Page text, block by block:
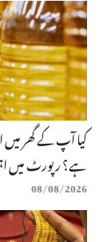
کیا آپ کے گھر
ہے؟ رپورٹ میں
08/08/2026